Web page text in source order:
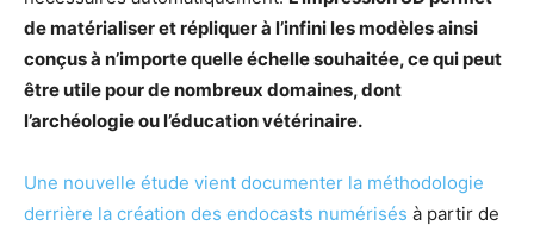
de matérialiser et répliquer à l’infini les modèles ainsi
conçus à n’importe quelle échelle souhaitée, ce qui peut
être utile pour de nombreux domaines, dont
l’archéologie ou l’éducation vétérinaire.
Une nouvelle étude vient documenter la méthodologie
derrière la création des endocasts numérisés à partir de